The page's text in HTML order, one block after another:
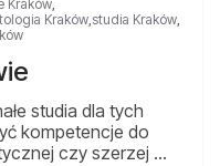
Kraków,
Kraków,studia Kraków,
studia dla tych
kompetencje do
czy szerzej …